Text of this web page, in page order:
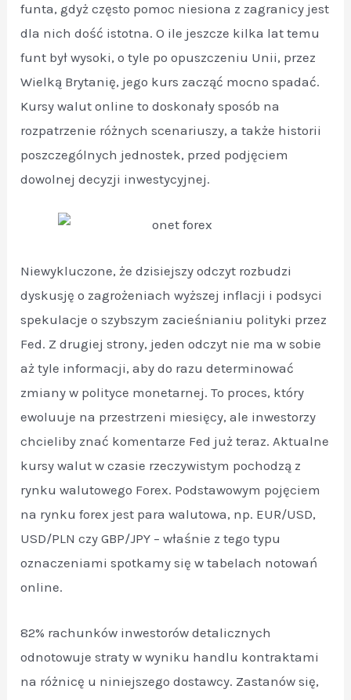
funta, gdyż często pomoc niesiona z zagranicy jest
dla nich dość istotna. O ile jeszcze kilka lat temu
funt był wysoki, o tyle po opuszczeniu Unii, przez
Wielką Brytanię, jego kurs zacząć mocno spadać.
Kursy walut online to doskonały sposób na
rozpatrzenie różnych scenariuszy, a także historii
poszczególnych jednostek, przed podjęciem
dowolnej decyzji inwestycyjnej.
Niewykluczone, że dzisiejszy odczyt rozbudzi
dyskusję o zagrożeniach wyższej inflacji i podsyci
spekulacje o szybszym zacieśnianiu polityki przez
Fed. Z drugiej strony, jeden odczyt nie ma w sobie
aż tyle informacji, aby do razu determinować
zmiany w polityce monetarnej. To proces, który
ewoluuje na przestrzeni miesięcy, ale inwestorzy
chcieliby znać komentarze Fed już teraz. Aktualne
kursy walut w czasie rzeczywistym pochodzą z
rynku walutowego Forex. Podstawowym pojęciem
na rynku forex jest para walutowa, np. EUR/USD,
USD/PLN czy GBP/JPY – właśnie z tego typu
oznaczeniami spotkamy się w tabelach notowań
online.
82% rachunków inwestorów detalicznych
odnotowuje straty w wyniku handlu kontraktami
na różnicę u niniejszego dostawcy. Zastanów się,